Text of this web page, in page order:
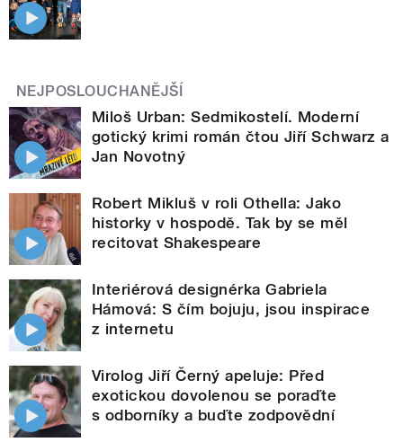
NEJPOSLOUCHANĚJŠÍ
Miloš Urban: Sedmikostelí. Moderní
gotický krimi román čtou Jiří Schwarz a
Jan Novotný
Robert Mikluš v roli Othella: Jako
historky v hospodě. Tak by se měl
recitovat Shakespeare
Interiérová designérka Gabriela
Hámová: S čím bojuju, jsou inspirace
z internetu
Virolog Jiří Černý apeluje: Před
exotickou dovolenou se poraďte
s odborníky a buďte zodpovědní